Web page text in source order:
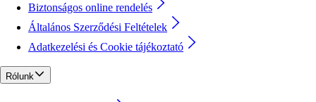
Biztonságos online rendelés
Általános Szerződési Feltételek
Adatkezelési és Cookie tájékoztató
Rólunk